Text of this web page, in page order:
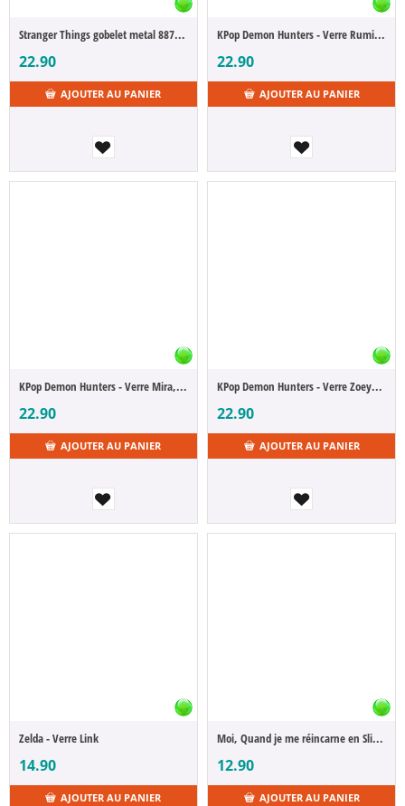
Stranger Things gobelet metal 887 ml
22.90
AJOUTER AU PANIER
KPop Demon Hunters - Verre Rumi, Huntrix
22.90
AJOUTER AU PANIER
KPop Demon Hunters - Verre Mira, Huntrix
22.90
AJOUTER AU PANIER
KPop Demon Hunters - Verre Zoey, Huntrix
22.90
AJOUTER AU PANIER
Zelda - Verre Link
14.90
AJOUTER AU PANIER
Moi, Quand je me réincarne en Slime - Verre Limule Tempest
12.90
AJOUTER AU PANIER